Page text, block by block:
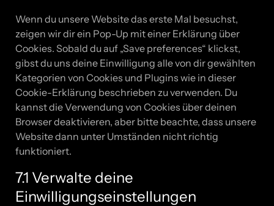
Wenn du unsere Website das erste Mal besuchst,
zeigen wir dir ein Pop-Up mit einer Erklärung über
Cookies. Sobald du auf „Save preferences“ klickst,
gibst du uns deine Einwilligung alle von dir gewählten
Kategorien von Cookies und Plugins wie in dieser
Cookie-Erklärung beschrieben zu verwenden. Du
kannst die Verwendung von Cookies über deinen
Browser deaktivieren, aber bitte beachte, dass unsere
Website dann unter Umständen nicht richtig
funktioniert.
7.1 Verwalte deine
Einwilligungseinstellungen